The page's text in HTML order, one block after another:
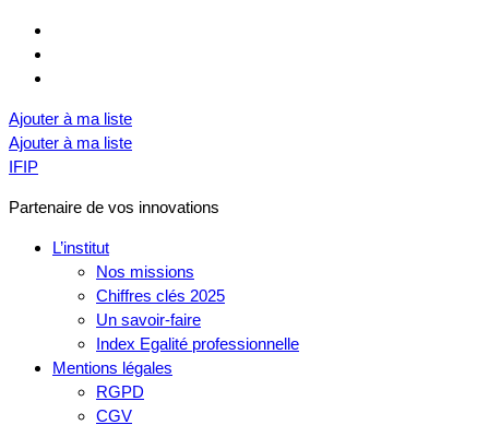
Ajouter à ma liste
Ajouter à ma liste
IFIP
Partenaire de vos innovations
L’institut
Nos missions
Chiffres clés 2025
Un savoir-faire
Index Egalité professionnelle
Mentions légales
RGPD
CGV